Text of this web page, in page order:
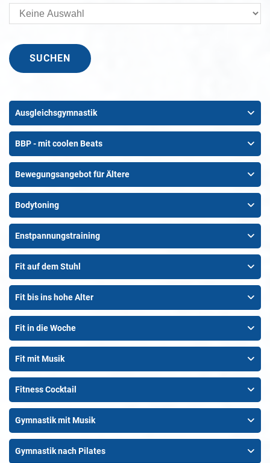
Ausgleichsgymnastik
BBP - mit coolen Beats
Bewegungsangebot für Ältere
Bodytoning
Enstpannungstraining
Fit auf dem Stuhl
Fit bis ins hohe Alter
Fit in die Woche
Fit mit Musik
Fitness Cocktail
Gymnastik mit Musik
Gymnastik nach Pilates